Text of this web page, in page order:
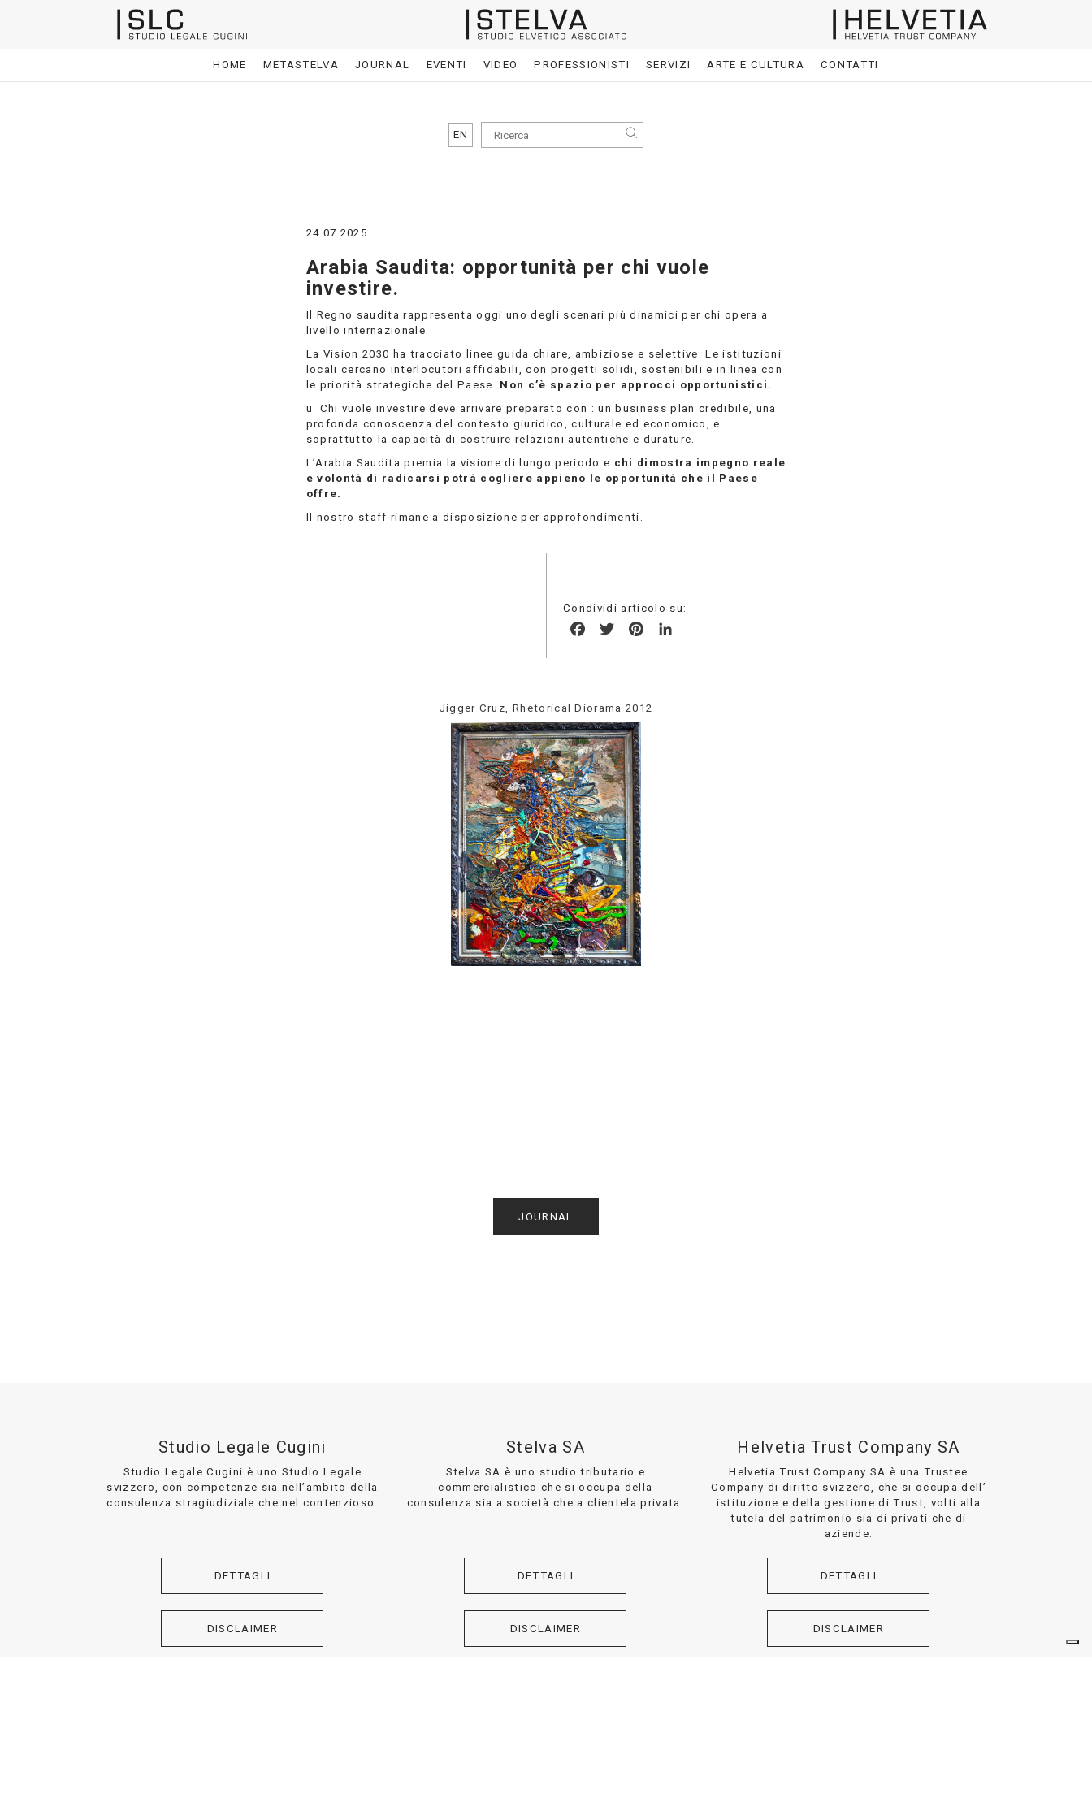
HOME METASTELVA JOURNAL EVENTI VIDEO PROFESSIONISTI SERVIZI ARTE E CULTURA CONTATTI
EN
24.07.2025
Arabia Saudita: opportunità per chi vuole
investire.
Il Regno saudita rappresenta oggi uno degli scenari più dinamici per chi opera a
livello internazionale.
La Vision 2030 ha tracciato linee guida chiare, ambiziose e selettive. Le istituzioni
locali cercano interlocutori affidabili, con progetti solidi, sostenibili e in linea con
le priorità strategiche del Paese. Non c’è spazio per approcci opportunistici.
ü Chi vuole investire deve arrivare preparato con : un business plan credibile, una
profonda conoscenza del contesto giuridico, culturale ed economico, e
soprattutto la capacità di costruire relazioni autentiche e durature.
L’Arabia Saudita premia la visione di lungo periodo e chi dimostra impegno reale
e volontà di radicarsi potrà cogliere appieno le opportunità che il Paese
offre.
Il nostro staff rimane a disposizione per approfondimenti.
Condividi articolo su:
FacebookTwitterPinterest
Jigger Cruz, Rhetorical Diorama 2012
JOURNAL
Studio Legale Cugini
Studio Legale Cugini è uno Studio Legale
svizzero, con competenze sia nell’ambito della
consulenza stragiudiziale che nel contenzioso.
DETTAGLI
DISCLAIMER
Stelva SA
Stelva SA è uno studio tributario e
commercialistico che si occupa della
consulenza sia a società che a clientela privata.
DETTAGLI
DISCLAIMER
Helvetia Trust Company SA
Helvetia Trust Company SA è una Trustee
Company di diritto svizzero, che si occupa dell’
istituzione e della gestione di Trust, volti alla
tutela del patrimonio sia di privati che di
aziende.
DETTAGLI
DISCLAIMER